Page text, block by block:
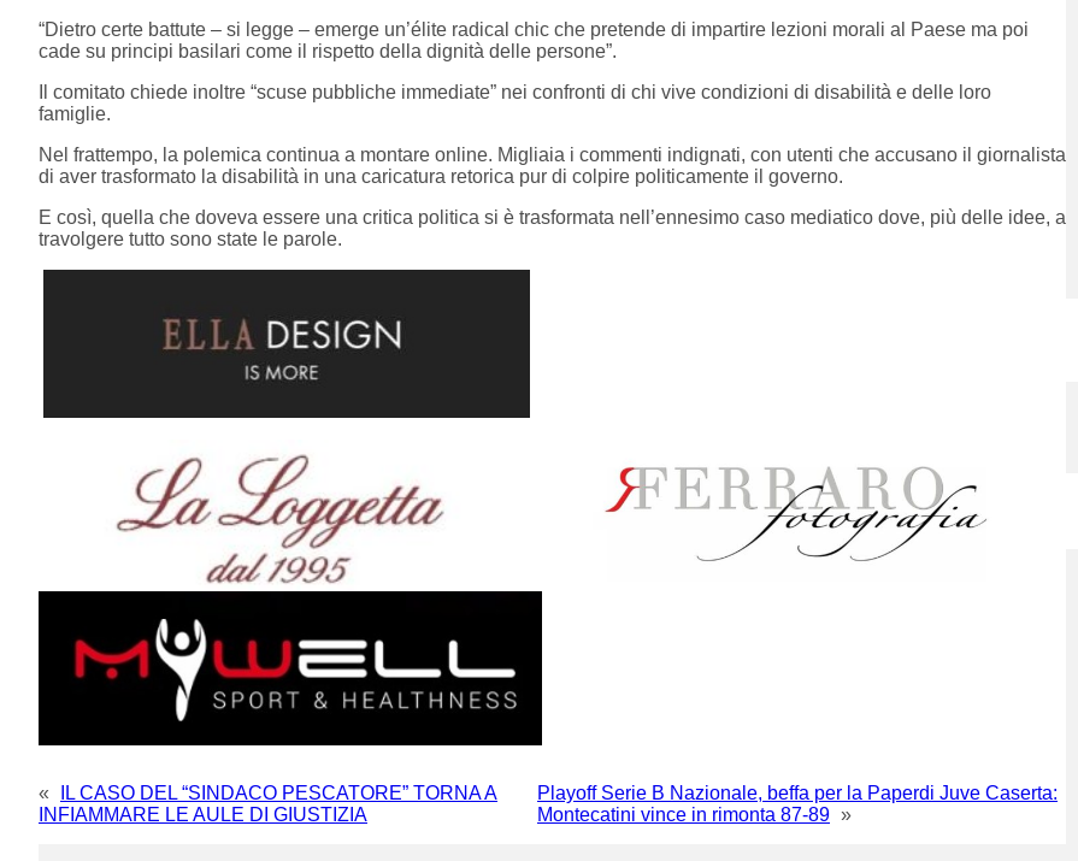
“Dietro certe battute – si legge – emerge un’élite radical chic che pretende di impartire lezioni morali al Paese ma poi
cade su principi basilari come il rispetto della dignità delle persone”.
Il comitato chiede inoltre “scuse pubbliche immediate” nei confronti di chi vive condizioni di disabilità e delle loro
famiglie.
Nel frattempo, la polemica continua a montare online. Migliaia i commenti indignati, con utenti che accusano il giornalista
di aver trasformato la disabilità in una caricatura retorica pur di colpire politicamente il governo.
E così, quella che doveva essere una critica politica si è trasformata nell’ennesimo caso mediatico dove, più delle idee, a
travolgere tutto sono state le parole.
«
IL CASO DEL “SINDACO PESCATORE” TORNA A
INFIAMMARE LE AULE DI GIUSTIZIA
Playoff Serie B Nazionale, beffa per la Paperdi Juve Caserta:
Montecatini vince in rimonta 87-89 »